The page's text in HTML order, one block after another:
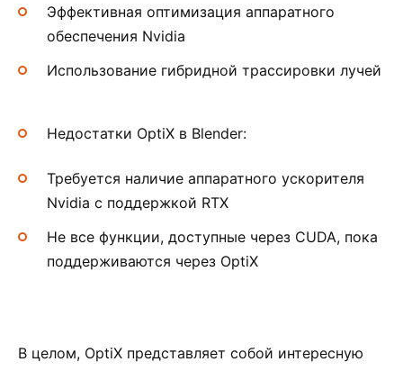
Эффективная оптимизация аппаратного
обеспечения Nvidia
Использование гибридной трассировки лучей
Недостатки OptiX в Blender:
Требуется наличие аппаратного ускорителя
Nvidia с поддержкой RTX
Не все функции, доступные через CUDA, пока
поддерживаются через OptiX
В целом, OptiX представляет собой интересную